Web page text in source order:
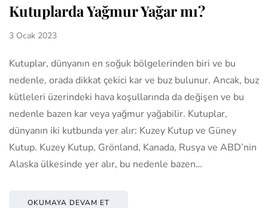
Kutuplarda Yağmur Yağar mı?
3 Ocak 2023
Kutuplar, dünyanın en soğuk bölgelerinden biri ve bu
nedenle, orada dikkat çekici kar ve buz bulunur. Ancak, buz
kütleleri üzerindeki hava koşullarında da değişen ve bu
nedenle bazen kar veya yağmur yağabilir. Kutuplar,
dünyanın iki kutbunda yer alır: Kuzey Kutup ve Güney
Kutup. Kuzey Kutup, Grönland, Kanada, Rusya ve ABD’nin
Alaska ülkesinde yer alır, bu nedenle bazen…
OKUMAYA DEVAM ET